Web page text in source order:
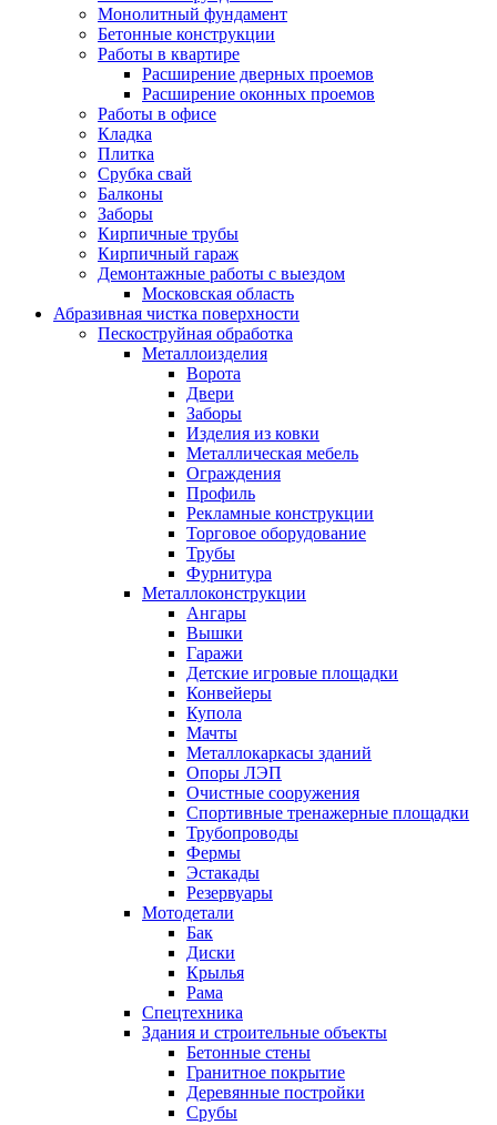
Монолитный фундамент
Бетонные конструкции
Работы в квартире
Расширение дверных проемов
Расширение оконных проемов
Работы в офисе
Кладка
Плитка
Срубка свай
Балконы
Заборы
Кирпичные трубы
Кирпичный гараж
Демонтажные работы с выездом
Московская область
Абразивная чистка поверхности
Пескоструйная обработка
Металлоизделия
Ворота
Двери
Заборы
Изделия из ковки
Металлическая мебель
Ограждения
Профиль
Рекламные конструкции
Торговое оборудование
Трубы
Фурнитура
Металлоконструкции
Ангары
Вышки
Гаражи
Детские игровые площадки
Конвейеры
Купола
Мачты
Металлокаркасы зданий
Опоры ЛЭП
Очистные сооружения
Спортивные тренажерные площадки
Трубопроводы
Фермы
Эстакады
Резервуары
Мотодетали
Бак
Диски
Крылья
Рама
Спецтехника
Здания и строительные объекты
Бетонные стены
Гранитное покрытие
Деревянные постройки
Срубы